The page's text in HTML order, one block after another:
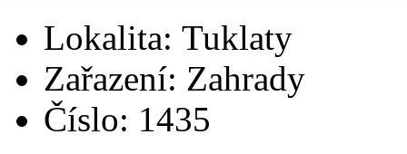
Lokalita: Tuklaty
Zařazení: Zahrady
Číslo: 1435